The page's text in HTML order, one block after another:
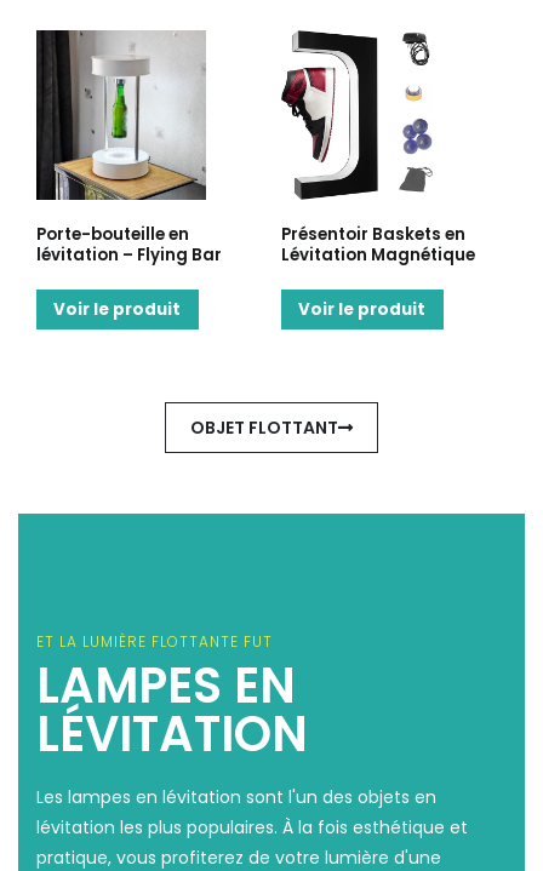
Porte-bouteille en
lévitation – Flying Bar
Voir le produit
Présentoir Baskets en
Lévitation Magnétique
Voir le produit
OBJET FLOTTANT
ET LA LUMIÈRE FLOTTANTE FUT
LAMPES EN
LÉVITATION
Les lampes en lévitation sont l'un des objets en
lévitation les plus populaires. À la fois esthétique et
pratique, vous profiterez de votre lumière d'une